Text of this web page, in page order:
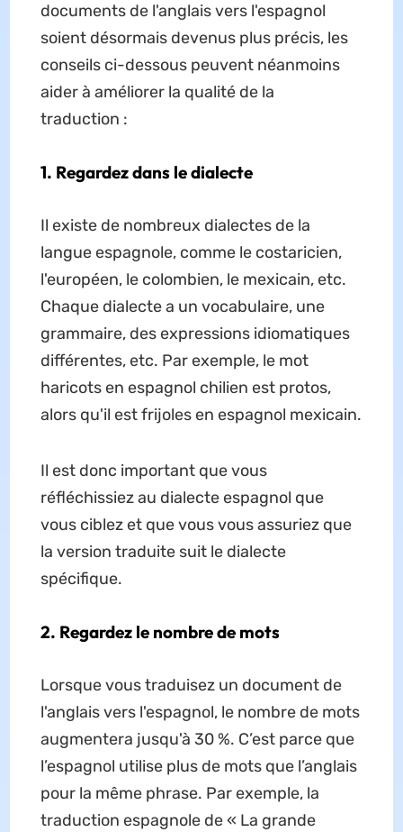
documents de l'anglais vers l'espagnol
soient désormais devenus plus précis, les
conseils ci-dessous peuvent néanmoins
aider à améliorer la qualité de la
traduction :
1. Regardez dans le dialecte
Il existe de nombreux dialectes de la
langue espagnole, comme le costaricien,
l'européen, le colombien, le mexicain, etc.
Chaque dialecte a un vocabulaire, une
grammaire, des expressions idiomatiques
différentes, etc. Par exemple, le mot
haricots en espagnol chilien est protos,
alors qu'il est frijoles en espagnol mexicain.
Il est donc important que vous
réfléchissiez au dialecte espagnol que
vous ciblez et que vous vous assuriez que
la version traduite suit le dialecte
spécifique.
2. Regardez le nombre de mots
Lorsque vous traduisez un document de
l'anglais vers l'espagnol, le nombre de mots
augmentera jusqu'à 30 %. C’est parce que
l’espagnol utilise plus de mots que l’anglais
pour la même phrase. Par exemple, la
traduction espagnole de « La grande